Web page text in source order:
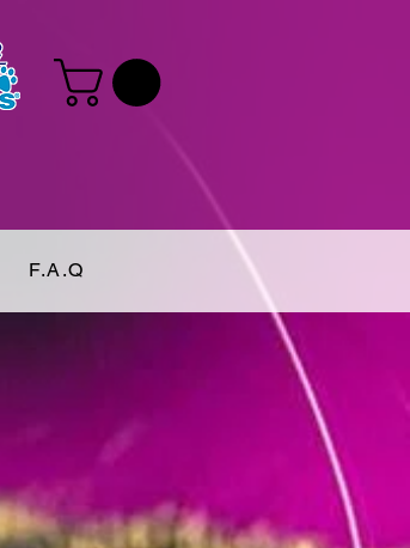
F.A.Q